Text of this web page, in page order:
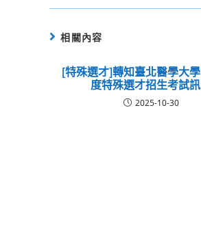
相關內容
[特殊選才]轉知臺北醫學大
度特殊選才招生考試
2025-10-30